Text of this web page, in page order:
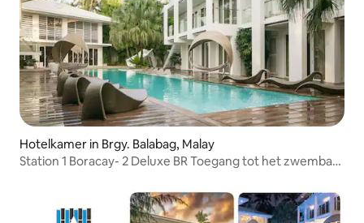
Hotelkamer in Brgy. Balabag, Malay
Station 1 Boracay- 2 Deluxe BR Toegang tot het zwembad